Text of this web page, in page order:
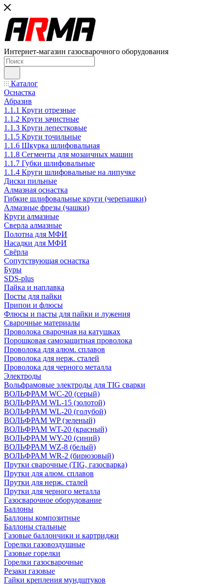
Интернет-магазин газосварочного оборудования
Каталог
Оснастка
Абразив
1.1.1 Круги отрезные
1.1.2 Круги зачистные
1.1.3 Круги лепестковые
1.1.5 Круги точильные
1.1.6 Шкурка шлифовальная
1.1.8 Сегменты для мозаичных машин
1.1.7 Губки шлифовальные
1.1.4 Круги шлифовальные на липучке
Диски пильные
Алмазная оснастка
Гибкие шлифовальные круги (черепашки)
Алмазные фрезы (чашки)
Круги алмазные
Сверла алмазные
Полотна для МФИ
Насадки для МФИ
Свёрла
Сопутствующая оснастка
Буры
SDS-plus
Пайка и наплавка
Посты для пайки
Припои и флюсы
Флюсы и пасты для пайки и лужения
Сварочные материалы
Проволока сварочная на катушках
Порошковая самозащитная проволока
Проволока для алюм. сплавов
Проволока для нерж. сталей
Проволока для черного металла
Электроды
Вольфрамовые электроды для TIG сварки
ВОЛЬФРАМ WC-20 (серый)
ВОЛЬФРАМ WL-15 (золотой)
ВОЛЬФРАМ WL-20 (голубой)
ВОЛЬФРАМ WP (зеленый)
ВОЛЬФРАМ WT-20 (красный)
ВОЛЬФРАМ WY-20 (синий)
ВОЛЬФРАМ WZ-8 (белый)
ВОЛЬФРАМ WR-2 (бирюзовый)
Прутки сварочные (TIG, газосварка)
Прутки для алюм. сплавов
Прутки для нерж. сталей
Прутки для черного металла
Газосварочное оборудование
Баллоны
Баллоны композитные
Баллоны стальные
Газовые баллончики и картриджи
Горелки газовоздушные
Газовые горелки
Горелки газосварочные
Резаки газовые
Гайки крепления мундштуков